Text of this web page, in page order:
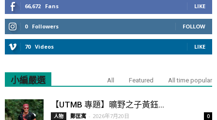
66,672 Fans LIKE
0 Followers FOLLOW
70 Videos LIKE
小編嚴選 All Featured All time popular
【UTMB 專題】曠野之子黃鈺...
人物 鄭匡寓 - 2026年7月20日 0